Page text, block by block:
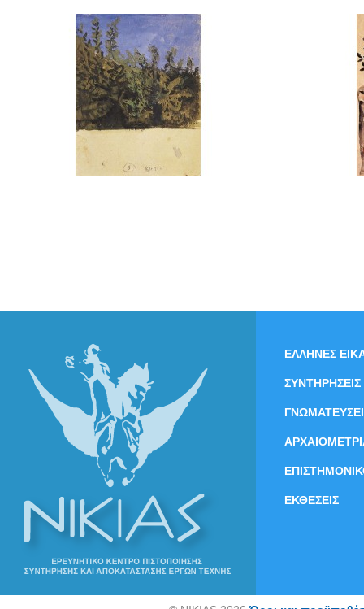
ΕΛΛΗΝΕΣ
ΣΥΝΤΗΡΗΣΕΙΣ
ΕΚΘΕΣΕΙΣ